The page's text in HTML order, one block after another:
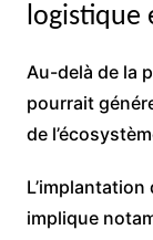
logistique
Au-delà de la
pourrait
de
implique